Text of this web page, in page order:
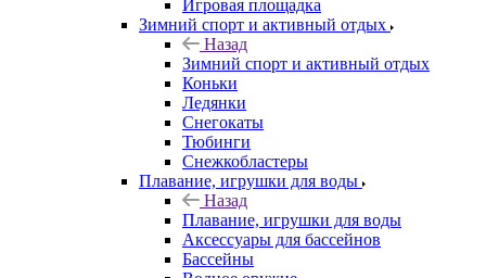
Игровая площадка
Зимний спорт и активный отдых
Назад
Зимний спорт и активный отдых
Коньки
Ледянки
Снегокаты
Тюбинги
Снежкобластеры
Плавание, игрушки для воды
Назад
Плавание, игрушки для воды
Аксессуары для бассейнов
Бассейны